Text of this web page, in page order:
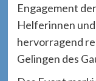
Engagement
Helferinnen
hervorragend
Gelingen des